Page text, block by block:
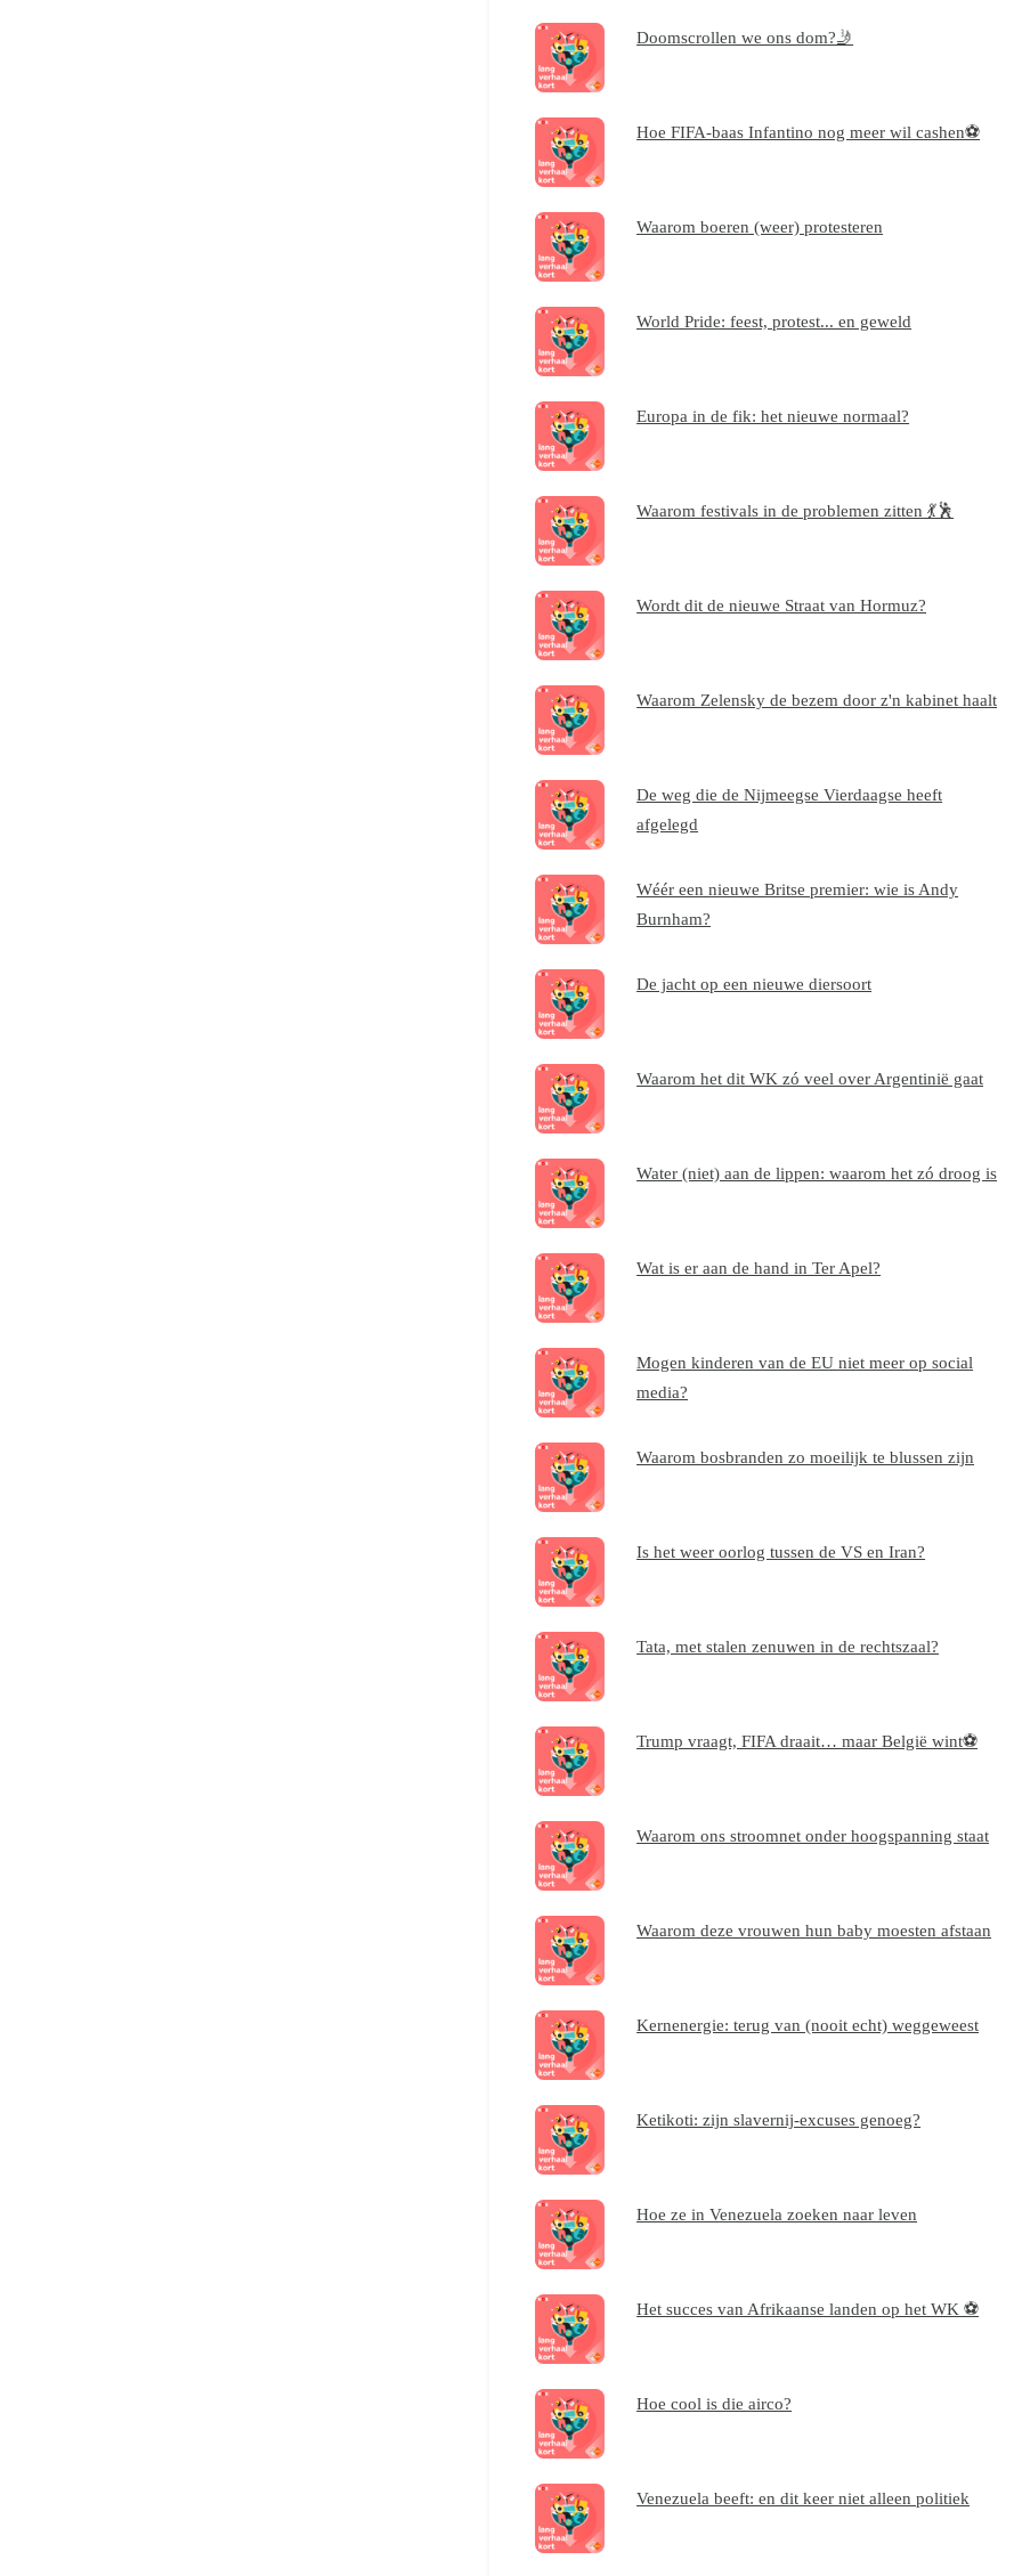
Doomscrollen we ons dom?🤳
Hoe FIFA-baas Infantino nog meer wil cashen⚽
Waarom boeren (weer) protesteren
World Pride: feest, protest... en geweld
Europa in de fik: het nieuwe normaal?
Waarom festivals in de problemen zitten 💃🕺
Wordt dit de nieuwe Straat van Hormuz?
Waarom Zelensky de bezem door z'n kabinet haalt
De weg die de Nijmeegse Vierdaagse heeft
afgelegd
Wéér een nieuwe Britse premier: wie is Andy
Burnham?
De jacht op een nieuwe diersoort
Waarom het dit WK zó veel over Argentinië gaat
Water (niet) aan de lippen: waarom het zó droog is
Wat is er aan de hand in Ter Apel?
Mogen kinderen van de EU niet meer op social
media?
Waarom bosbranden zo moeilijk te blussen zijn
Is het weer oorlog tussen de VS en Iran?
Tata, met stalen zenuwen in de rechtszaal?
Trump vraagt, FIFA draait… maar België wint⚽
Waarom ons stroomnet onder hoogspanning staat
Waarom deze vrouwen hun baby moesten afstaan
Kernenergie: terug van (nooit echt) weggeweest
Ketikoti: zijn slavernij-excuses genoeg?
Hoe ze in Venezuela zoeken naar leven
Het succes van Afrikaanse landen op het WK ⚽
Hoe cool is die airco?
Venezuela beeft: en dit keer niet alleen politiek